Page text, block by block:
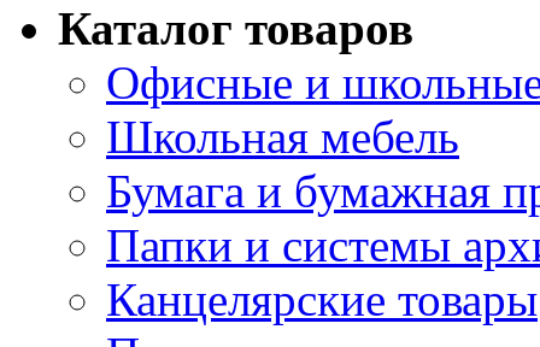
Каталог товаров
Офисные и
Школьная мебель
Бумага и бумажная
Папки и системы
Канцелярские товары